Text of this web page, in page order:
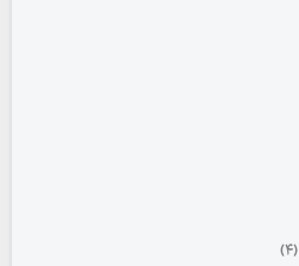
(۴)